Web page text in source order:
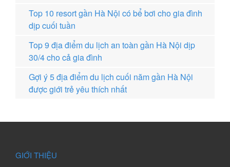
Top 10 resort gần Hà Nội có bể bơi cho gia đình
dịp cuối tuần
Top 9 địa điểm du lịch an toàn gần Hà Nội dịp
30/4 cho cả gia đình
Gợi ý 5 địa điểm du lịch cuối năm gần Hà Nội
được giới trẻ yêu thích nhất
GIỚI THIỆU